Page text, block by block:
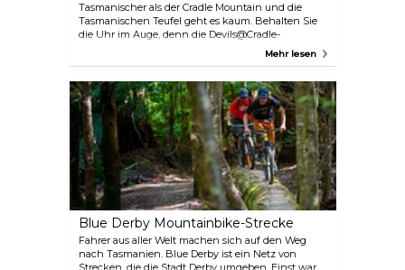
Tasmanischer als der Cradle Mountain und die
Tasmanischen Teufel geht es kaum. Behalten Sie
die Uhr im Auge, denn die Devils@Cradle-
Fütterung findet um Punkt 17:30 Uhr statt – sonst
Gesellschaft von anderen fleischfressenden
Beuteltieren zu beobachten – dem Tüpfelbeutel-
und Riesenbeutelmarder.
Mehr lesen
Blue Derby Mountainbike-Strecke
Fahrer aus aller Welt machen sich auf den Weg
nach Tasmanien. Blue Derby ist ein Netz von
Strecken, die die Stadt Derby umgeben. Einst war